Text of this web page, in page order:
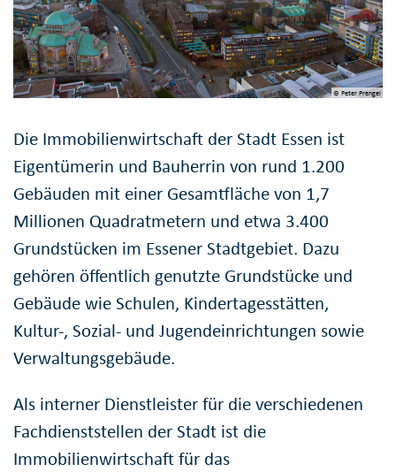
© Peter Prengel
Die Immobilienwirtschaft der Stadt Essen ist
Eigentümerin und Bauherrin von rund 1.200
Gebäuden mit einer Gesamtfläche von 1,7
Millionen Quadratmetern und etwa 3.400
Grundstücken im Essener Stadtgebiet. Dazu
gehören öffentlich genutzte Grundstücke und
Gebäude wie Schulen, Kindertagesstätten,
Kultur-, Sozial- und Jugendeinrichtungen sowie
Verwaltungsgebäude.
Als interner Dienstleister für die verschiedenen
Fachdienststellen der Stadt ist die
Immobilienwirtschaft für das